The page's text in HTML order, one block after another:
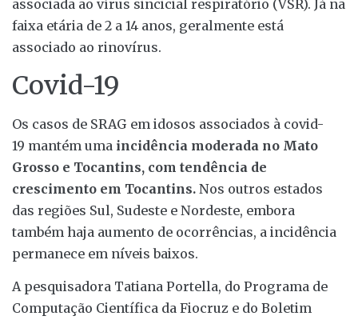
associada ao vírus sincicial respiratório (VSR). Já na
faixa etária de 2 a 14 anos, geralmente está
associado ao rinovírus.
Covid-19
Os casos de SRAG em idosos associados à covid-
19 mantém uma incidência moderada no Mato
Grosso e Tocantins, com tendência de
crescimento em Tocantins. Nos outros estados
das regiões Sul, Sudeste e Nordeste, embora
também haja aumento de ocorrências, a incidência
permanece em níveis baixos.
A pesquisadora Tatiana Portella, do Programa de
Computação Científica da Fiocruz e do Boletim